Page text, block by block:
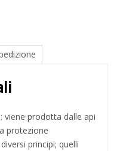
viene prodotta dalle api
protezione
principi; quelli